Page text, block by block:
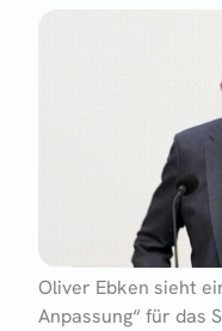
Oliver Ebken sieht
Anpassung“ für das